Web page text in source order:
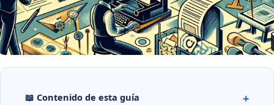
📖 Contenido de esta guía